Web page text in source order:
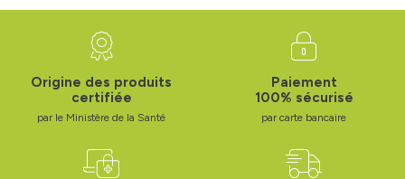
Origine des produits
certifiée
par le Ministère de la Santé
Paiement
100% sécurisé
par carte bancaire